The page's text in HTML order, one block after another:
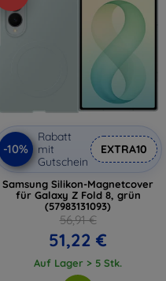
-10%
Rabatt
mit
Gutschein
EXTRA10
Samsung Silikon-Magnetcover
für Galaxy Z Fold 8, grün
(57983131093)
56,91 €
51,22 €
Auf Lager > 5 Stk.